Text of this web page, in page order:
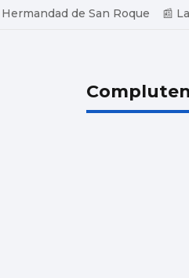
Hermandad de San Roque 📰